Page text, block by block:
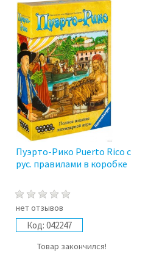
Пуэрто-Рико Puerto Rico с
рус. правилами в коробке
нет отзывов
Код: 042247
Товар закончился!